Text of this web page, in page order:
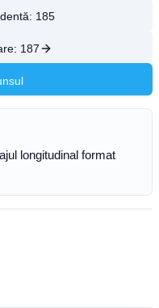
185
187
longitudinal format